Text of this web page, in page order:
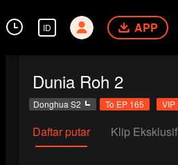
ID APP
Dunia Roh 2
Donghua S2 To EP 165 VIP
Daftar putar Klip Eksklusif